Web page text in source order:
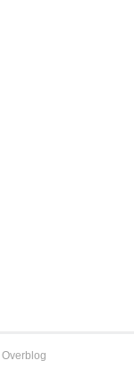
Overblog